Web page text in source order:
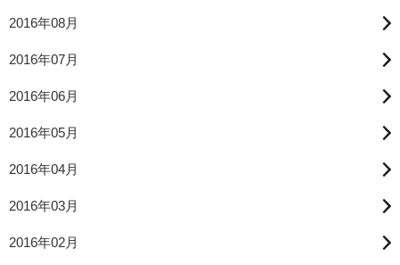
2016年08月
2016年07月
2016年06月
2016年05月
2016年04月
2016年03月
2016年02月